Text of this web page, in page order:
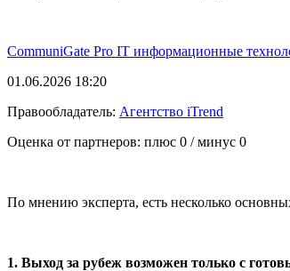
CommuniGate Pro IT информационные
01.06.2026 18:20
Правообладатель: Агентство iTrend
Оценка от партнеров: плюс 0 / минус 0
По мнению эксперта, есть несколько
1. Выход за рубеж возможен только с